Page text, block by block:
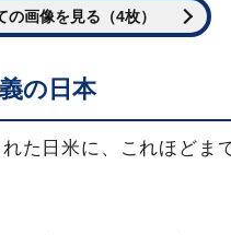
の画像を見る（4枚）
の日本
た日米に、これほどま